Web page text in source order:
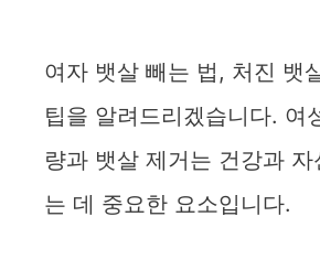
여자 뱃살 빼는 법, 처진 뱃
팁을 알려드리겠습니다. 여
량과 뱃살 제거는 건강과 자
는 데 중요한 요소입니다.